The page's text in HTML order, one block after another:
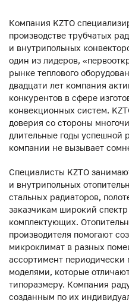
Компания KZTO
производстве трубчатых
и внутрипольных
один из лидеров,
рынке теплового
двадцати лет компания
конкурентов в сфере
конвекционных систем.
доверия со стороны
длительные годы успешной
компании не вызывает
Специалисты KZTO
и внутрипольных
стальных радиаторов,
заказчикам широкий
комплектующих.
производителя помогают
микроклимат в разных
ассортимент периодически
моделями, которые
типоразмеру. Компания
созданным по их